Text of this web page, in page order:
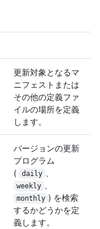
更新対象となるマ
ニフェストまたは
その他の定義ファ
イルの場所を定義
します。
バージョンの更新
プログラム
(
daily
weekly
monthly ) を検索
するかどうかを定
義します。